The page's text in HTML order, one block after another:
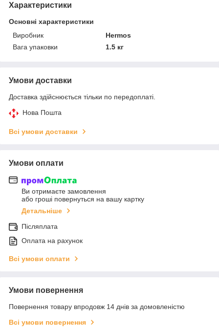
Характеристики
Основні характеристики
Виробник
Hermos
Вага упаковки
1.5 кг
Умови доставки
Доставка здійснюється тільки по передоплаті.
Нова Пошта
Всі умови доставки
Умови оплати
Ви отримаєте замовлення
або гроші повернуться на вашу картку
Детальніше
Післяплата
Оплата на рахунок
Всі умови оплати
Умови повернення
Повернення товару впродовж 14 днів за домовленістю
Всі умови повернення